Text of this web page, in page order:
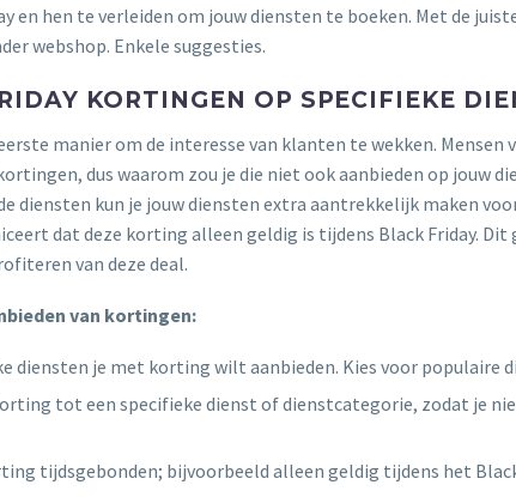
en hen te verleiden om jouw diensten te boeken. Met de
webshop. Enkele suggesties.
KORTINGEN OP SPECIFIEKE
manier om de interesse van klanten te wekken. Mensen
dus waarom zou je die niet ook aanbieden op jouw
diensten kun je jouw diensten extra aantrekkelijk maken
dat deze korting alleen geldig is tijdens Black Friday.
van deze deal.
van kortingen:
diensten je met korting wilt aanbieden. Kies voor populaire
tot een specifieke dienst of dienstcategorie, zodat je
tijdsgebonden; bijvoorbeeld alleen geldig tijdens het